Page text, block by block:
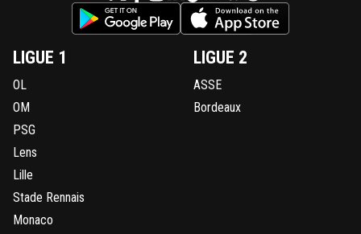
LIGUE 1
OL
OM
PSG
Lens
Lille
Stade Rennais
Monaco
LIGUE 2
ASSE
Bordeaux